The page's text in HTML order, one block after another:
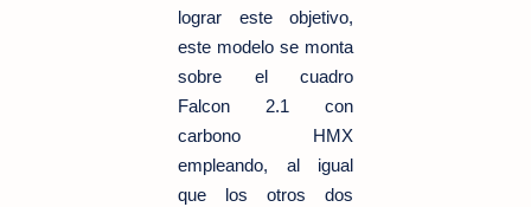
lograr este objetivo,
este modelo se monta
sobre el cuadro
Falcon 2.1 con
carbono HMX
empleando, al igual
que los otros dos